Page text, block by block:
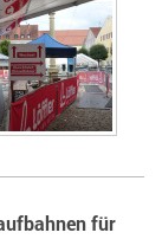
für